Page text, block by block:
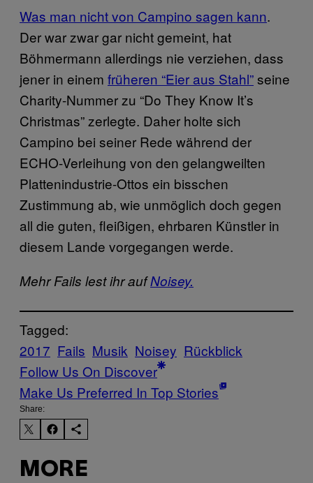
Was man nicht von Campino sagen kann.
Der war zwar gar nicht gemeint, hat
Böhmermann allerdings nie verziehen, dass
jener in einem früheren “Eier aus Stahl”seine
Charity-Nummer zu “Do They Know It’s
Christmas” zerlegte. Daher holte sich
Campino bei seiner Rede während der
ECHO-Verleihung von den gelangweilten
Plattenindustrie-Ottos ein bisschen
Zustimmung ab, wie unmöglich doch gegen
all die guten, fleißigen, ehrbaren Künstler in
diesem Lande vorgegangen werde.
Mehr Fails lest ihr aufNoisey.
Tagged:
2017 Fails Musik Noisey Rückblick
Follow Us On Discover
Make Us Preferred In Top Stories
Share:
MORE